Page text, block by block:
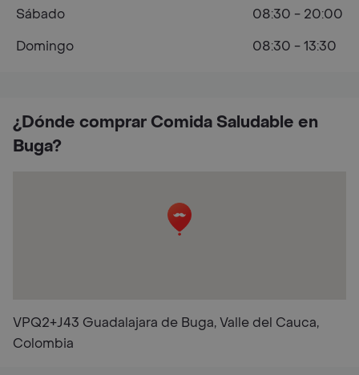
¿Dónde comprar Comida Saludable en
Buga?
VPQ2+J43 Guadalajara de Buga, Valle del Cauca,
Colombia
Sábado
08:30 - 20:00
Domingo
08:30 - 13:30